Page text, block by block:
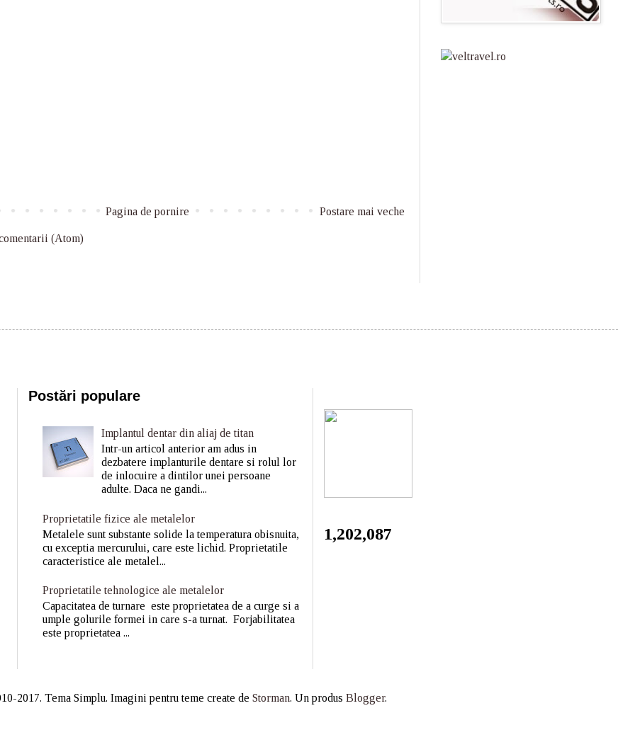
Postare mai veche
Pagina de pornire
(Atom)
Postări populare
Implantul dentar din aliaj de titan
Intr-un articol anterior am adus in
dezbatere implanturile dentare si rolul lor
de inlocuire a dintilor unei persoane
adulte. Daca ne gandi...
Proprietatile fizice ale metalelor
Metalele sunt substante solide la temperatura obisnuita,
cu exceptia mercurului, care este lichid. Proprietatile
caracteristice ale metalel...
Proprietatile tehnologice ale metalelor
Capacitatea de turnare este proprietatea de a curge si a
umple golurile formei in care s-a turnat. Forjabilitatea
este proprietatea ...
1,202,087
2017. Tema Simplu. Imagini pentru teme create de Storman. Un produs Blogger.